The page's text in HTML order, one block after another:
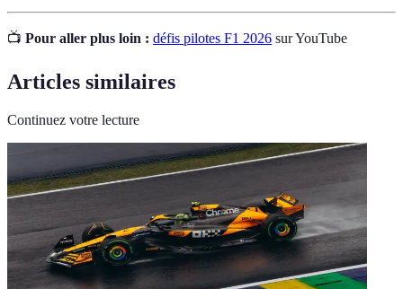
📺 Pour aller plus loin : défis pilotes F1 2026 sur YouTube
Articles similaires
Continuez votre lecture